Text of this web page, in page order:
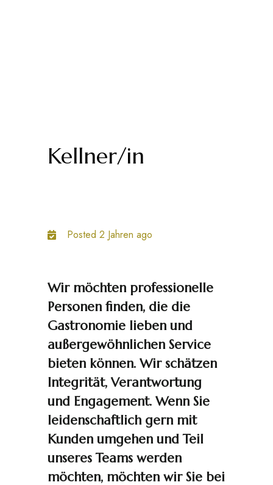
Kellner/in
Posted 2 Jahren ago
Wir möchten professionelle
Personen finden, die die
Gastronomie lieben und
außergewöhnlichen Service
bieten können. Wir schätzen
Integrität, Verantwortung
und Engagement. Wenn Sie
leidenschaftlich gern mit
Kunden umgehen und Teil
unseres Teams werden
möchten, möchten wir Sie bei